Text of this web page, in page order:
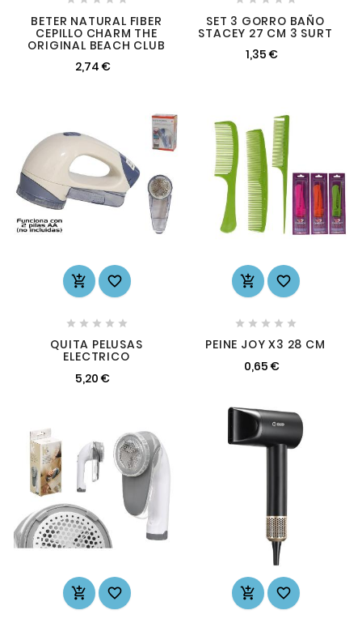
BETER NATURAL FIBER
CEPILLO CHARM THE
ORIGINAL BEACH CLUB
2,74 €
SET 3 GORRO BAÑO
STACEY 27 CM 3 SURT
1,35 €
 
    
QUITA PELUSAS
ELECTRICO
5,20 €
 
    
PEINE JOY X3 28 CM
0,65 €
   